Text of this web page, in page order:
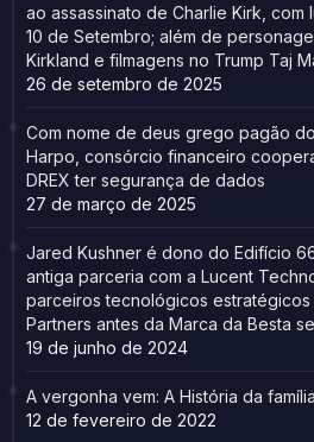
ao assassinato de Charlie Kirk,
10 de Setembro; além de
Kirkland e filmagens no Trump Taj
26 de setembro de 2025
Com nome de deus grego pagão
Harpo, consórcio financeiro
DREX ter segurança de dados
27 de março de 2025
Jared Kushner é dono do Edifício
antiga parceria com a Lucent
parceiros tecnológicos estratégicos
Partners antes da Marca da Besta
19 de junho de 2024
A vergonha vem: A História da
12 de fevereiro de 2022